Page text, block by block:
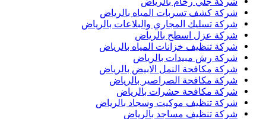
شركة كشف تسربات المياه بالرياض
شركة تسليك المجاري والبلاعات بالرياض
شركة عزل اسطح بالرياض
شركة تنظيف خزانات المياه بالرياض
شركة رش مبيدات بالرياض
شركة مكافحة النمل الابيض بالرياض
شركة مكافحة الصراصير بالرياض
شركة مكافحة حشرات بالرياض
شركة تنظيف موكيت وسجاد بالرياض
شركة تنظيف مساجد بالرياض